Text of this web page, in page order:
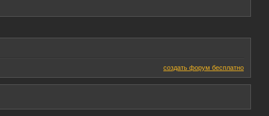
создать форум бесплатно